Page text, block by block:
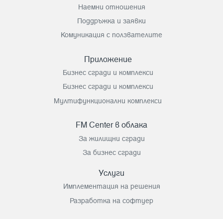
Наемни отношения
Поддръжка и заявки
Комуникация с ползвателите
Приложение
Бизнес сгради и комплекси
Бизнес сгради и комплекси
Мултифункционални комплекси
FM Center в облака
За жилищни сгради
За бизнес сгради
Услуги
Имплементация на решения
Разработка на софтуер